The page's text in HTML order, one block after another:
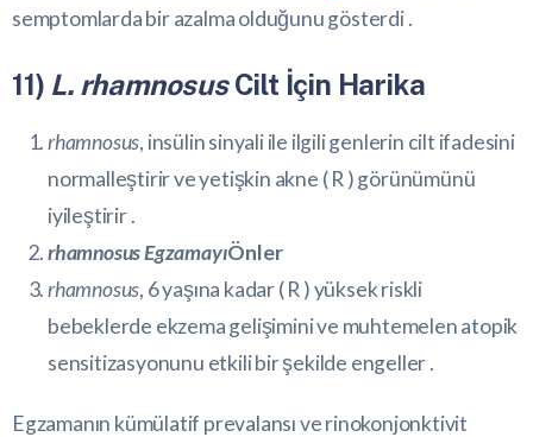
semptomlarda bir azalma olduğunu gösterdi .
11) L. rhamnosusCilt İçin Harika
rhamnosus, insülinsinyali ile ilgili genlerin cilt ifadesini
normalleştirir ve yetişkin akne (R ) görünümünü
iyileştirir .
rhamnosus EgzamayıÖnler
rhamnosus, 6 yaşına kadar (R ) yüksek riskli
bebeklerde ekzema gelişimini ve muhtemelen atopik
sensitizasyonunu etkili bir şekilde engeller .
Egzamanın kümülatif prevalansı ve rinokonjonktivit